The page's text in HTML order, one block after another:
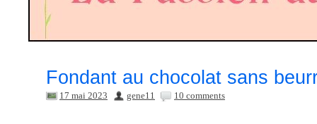
Fondant au chocolat sans
17 mai 2023 gene11 10 comments